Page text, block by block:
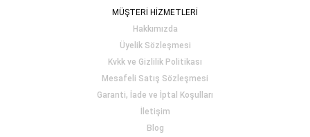
MÜŞTERİ HİZMETLERİ
Hakkımızda
Üyelik Sözleşmesi
Kvkk ve Gizlilik Politikası
Mesafeli Satış Sözleşmesi
Garanti, İade ve İptal Koşulları
İletişim
Blog